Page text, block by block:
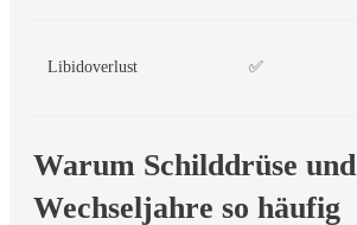
Libidoverlust ✅
Warum Schilddrüse und
Wechseljahre so häufig